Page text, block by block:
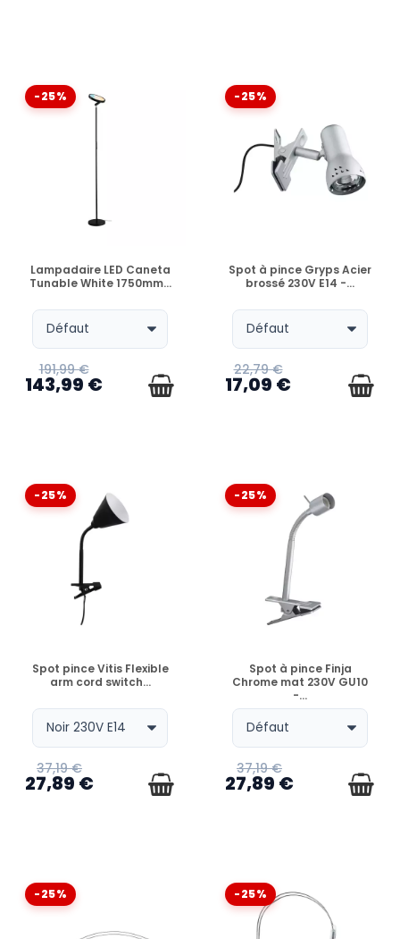
-25%
EN STOCK
Lampadaire LED Caneta
Tunable White 1750mm...
191,99 €
143,99 €
-25%
EN STOCK
Spot à pince Gryps Acier
brossé 230V E14 -...
22,79 €
17,09 €
-25%
EN STOCK
Spot pince Vitis Flexible
arm cord switch...
37,19 €
27,89 €
-25%
EN STOCK
Spot à pince Finja
Chrome mat 230V GU10
-...
37,19 €
27,89 €
-25% -25%